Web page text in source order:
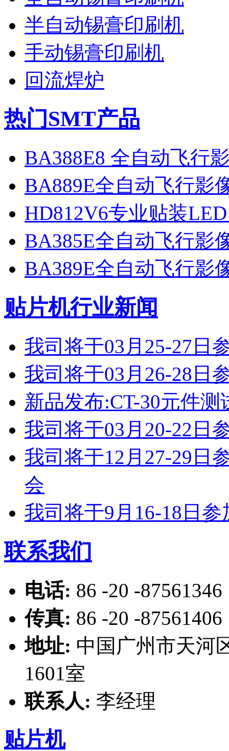
半自动锡膏印刷机
手动锡膏印刷机
回流焊炉
热门SMT产品
BA388E8 全自动飞行
BA889E全自动飞行影
HD812V6专业贴装
BA385E全自动飞行影
BA389E全自动飞行影
贴片机行业新闻
我司将于03月25-27日
我司将于03月26-28日
新品发布:CT-30元件测
我司将于03月20-22日
我司将于12月27-29日
会
我司将于9月16-18日
联系我们
电话: 86 -20 -87561346
传真: 86 -20 -87561406
地址: 中国广州市天河
1601室
联系人: 李经理
贴片机